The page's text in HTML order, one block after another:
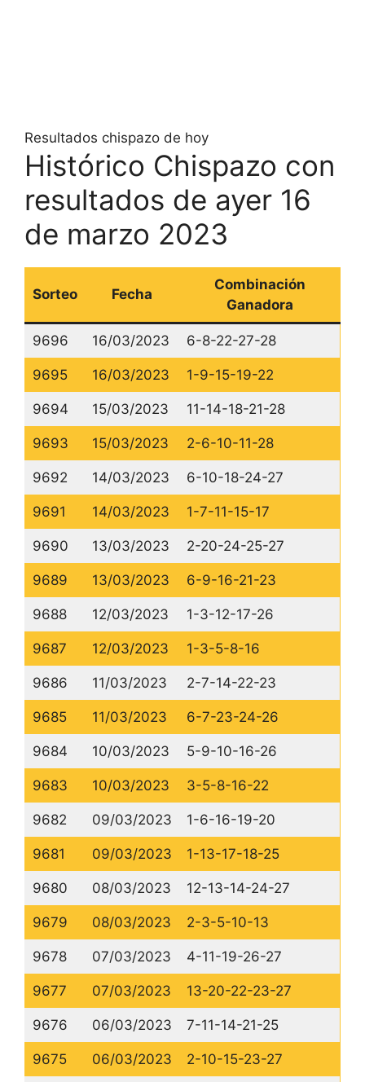
Resultados chispazo de hoy
Histórico Chispazo con
resultados de ayer 16
de marzo 2023
Sorteo Fecha
Combinación
Ganadora
9696 16/03/2023 6-8-22-27-28
9695 16/03/2023 1-9-15-19-22
9694 15/03/2023 11-14-18-21-28
9693 15/03/2023 2-6-10-11-28
9692 14/03/2023 6-10-18-24-27
9691 14/03/2023 1-7-11-15-17
9690 13/03/2023 2-20-24-25-27
9689 13/03/2023 6-9-16-21-23
9688 12/03/2023 1-3-12-17-26
9687 12/03/2023 1-3-5-8-16
9686 11/03/2023 2-7-14-22-23
9685 11/03/2023 6-7-23-24-26
9684 10/03/2023 5-9-10-16-26
9683 10/03/2023 3-5-8-16-22
9682 09/03/2023 1-6-16-19-20
9681 09/03/2023 1-13-17-18-25
9680 08/03/2023 12-13-14-24-27
9679 08/03/2023 2-3-5-10-13
9678 07/03/2023 4-11-19-26-27
9677 07/03/2023 13-20-22-23-27
9676 06/03/2023 7-11-14-21-25
9675 06/03/2023 2-10-15-23-27